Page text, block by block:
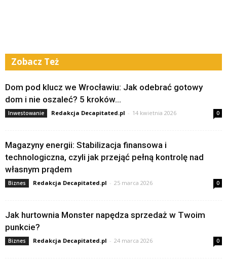
Zobacz Też
Dom pod klucz we Wrocławiu: Jak odebrać gotowy
dom i nie oszaleć? 5 kroków...
Inwestowanie Redakcja Decapitated.pl - 14 kwietnia 2026 0
Magazyny energii: Stabilizacja finansowa i
technologiczna, czyli jak przejąć pełną kontrolę nad
własnym prądem
Biznes Redakcja Decapitated.pl - 25 marca 2026 0
Jak hurtownia Monster napędza sprzedaż w Twoim
punkcie?
Biznes Redakcja Decapitated.pl - 24 marca 2026 0